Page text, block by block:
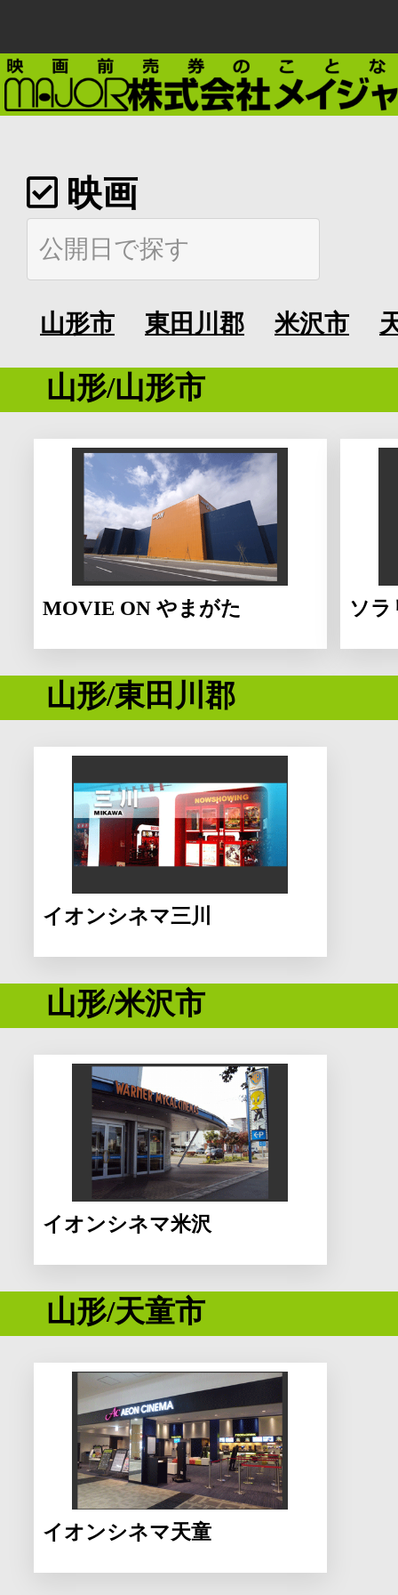
映画
山形市 東田川郡 米沢市
山形/山形市
MOVIE ON やまがた ソラ
山形/東田川郡
イオンシネマ三川
山形/米沢市
イオンシネマ米沢
山形/天童市
イオンシネマ天童